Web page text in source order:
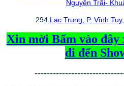
Nguyễn Trãi-
294Lạc Trung, P. Vĩnh
Xin mời Bấm vào đây
đi đến